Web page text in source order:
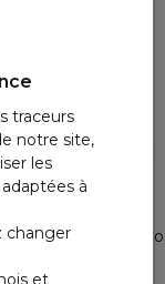
rougeurs bio
traceurs
notre site,
les
à
changer
et